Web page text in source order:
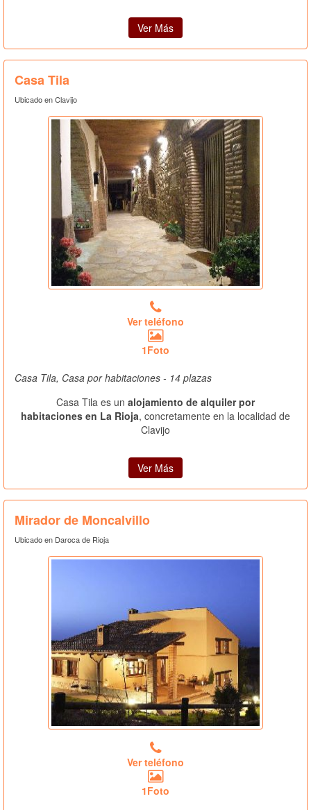
Ver Más
Casa Tila
Ubicado en Clavijo
Ver teléfono
1Foto
Casa Tila, Casa por habitaciones - 14 plazas
Casa Tila es un alojamiento de alquiler por
habitaciones en La Rioja, concretamente en la localidad de
Clavijo
Ver Más
Mirador de Moncalvillo
Ubicado en Daroca de Rioja
Ver teléfono
1Foto